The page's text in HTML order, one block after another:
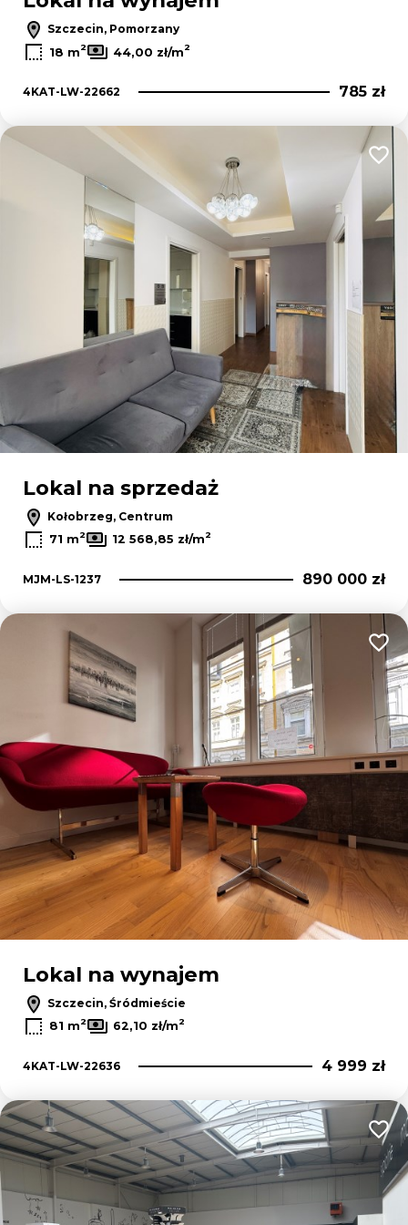
Szczecin, Pomorzany
18 m2 44,00 zł/m2
4KAT-LW-22662 785 zł
Lokal na sprzedaż
Kołobrzeg, Centrum
71 m2 12 568,85 zł/m2
MJM-LS-1237 890 000 zł
Lokal na wynajem
Szczecin, Śródmieście
81 m2 62,10 zł/m2
4KAT-LW-22636 4 999 zł